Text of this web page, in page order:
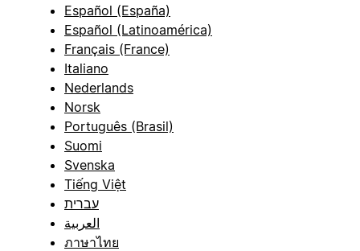
Español (España)
Español (Latinoamérica)
Français (France)
Italiano
Nederlands
Norsk
Português (Brasil)
Suomi
Svenska
Tiếng Việt
עברית
العربية
ภาษาไทย